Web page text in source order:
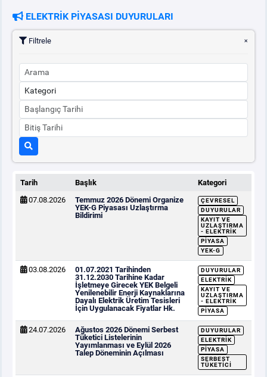
ELEKTRİK PİYASASI DUYURULARI
Filtrele
Tarih Başlık
Kategori
07.08.2026
Temmuz 2026 Dönemi Organize
YEK-G Piyasası Uzlaştırma
Bildirimi
ÇEVRESEL
DUYURULAR
KAYIT VE
UZLAŞTIRMA
- ELEKTRIK
PIYASA
YEK-G
03.08.2026
01.07.2021 Tarihinden
31.12.2030 Tarihine Kadar
İşletmeye Girecek YEK Belgeli
Yenilenebilir Enerji Kaynaklarına
Dayalı Elektrik Üretim Tesisleri
İçin Uygulanacak Fiyatlar Hk.
DUYURULAR
ELEKTRIK
KAYIT VE
UZLAŞTIRMA
- ELEKTRIK
PIYASA
24.07.2026
Ağustos 2026 Dönemi Serbest
Tüketici Listelerinin
Yayımlanması ve Eylül 2026
Talep Döneminin Açılması
DUYURULAR
ELEKTRIK
PIYASA
SERBEST
TÜKETICI